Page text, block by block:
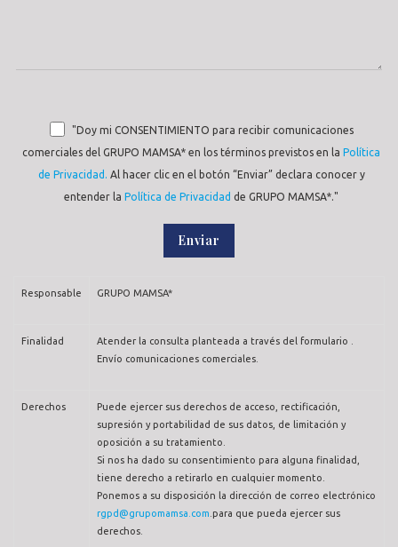
"Doy mi CONSENTIMIENTO para recibir comunicaciones
comerciales del GRUPO MAMSA* en los términos previstos en la Política
de Privacidad. Al hacer clic en el botón “Enviar” declara conocer y
entender la Política de Privacidad de GRUPO MAMSA*."
Responsable GRUPO MAMSA*
Finalidad
Atender la consulta planteada a través del formulario .
Envío comunicaciones comerciales.
Derechos
Puede ejercer sus derechos de acceso, rectificación,
supresión y portabilidad de sus datos, de limitación y
oposición a su tratamiento.
Si nos ha dado su consentimiento para alguna finalidad,
tiene derecho a retirarlo en cualquier momento.
Ponemos a su disposición la dirección de correo electrónico
rgpd@grupomamsa.com .para que pueda ejercer sus
derechos.